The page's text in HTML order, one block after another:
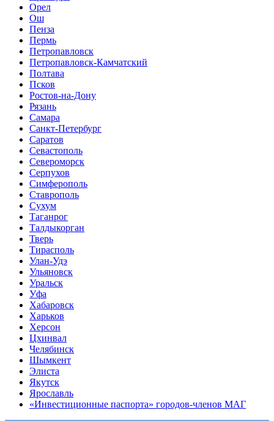
Орел
Ош
Пенза
Пермь
Петропавловск
Петропавловск-Камчатский
Полтава
Псков
Ростов-на-Дону
Рязань
Самара
Санкт-Петербург
Саратов
Севастополь
Североморск
Серпухов
Симферополь
Ставрополь
Сухум
Таганрог
Tалдыкорган
Тверь
Тирасполь
Улан-Удэ
Ульяновск
Уральск
Уфа
Хабаровск
Харьков
Херсон
Цхинвал
Челябинск
Шымкент
Элиста
Якутск
Ярославль
«Инвестиционные паспорта» городов-членов МАГ